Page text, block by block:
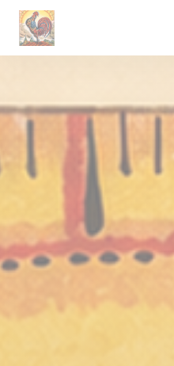
Personnalisation de vos choix